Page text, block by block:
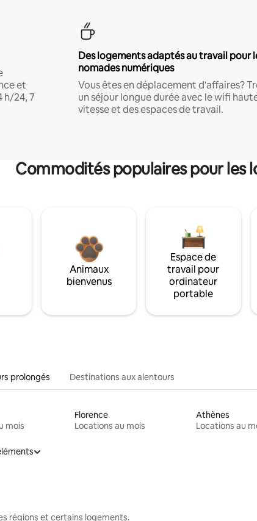
et
h/24, 7
Des logements adaptés au travail pour
nomades numériques
Vous êtes en déplacement d'affaires?
un séjour longue durée avec le wifi
vitesse et des espaces de travail.
Commodités populaires pour les
Animaux
bienvenus
Espace de
travail pour
ordinateur
portable
prolongés Destinations aux alentours
mois
Florence
Locations au mois
Athènes
Locations au
régions et certains logements.